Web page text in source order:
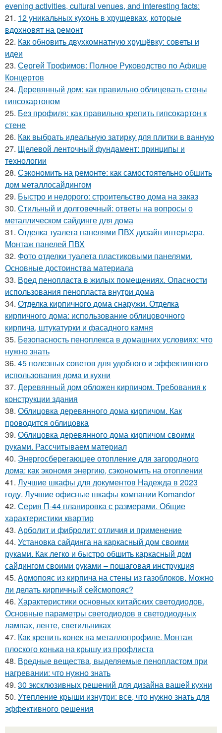
evening activities, cultural venues, and interesting facts:
21. 12 уникальных кухонь в хрущевках, которые
вдохновят на ремонт
22. Как обновить двухкомнатную хрущёвку: советы и
идеи
23. Сергей Трофимов: Полное Руководство по Афише
Концертов
24. Деревянный дом: как правильно облицевать стены
гипсокартоном
25. Без профиля: как правильно крепить гипсокартон к
стене
26. Как выбрать идеальную затирку для плитки в ванную
27. Щелевой ленточный фундамент: принципы и
технологии
28. Сэкономить на ремонте: как самостоятельно обшить
дом металлосайдингом
29. Быстро и недорого: строительство дома на заказ
30. Стильный и долговечный: ответы на вопросы о
металлическом сайдинге для дома
31. Отделка туалета панелями ПВХ дизайн интерьера.
Монтаж панелей ПВХ
32. Фото отделки туалета пластиковыми панелями.
Основные достоинства материала
33. Вред пенопласта в жилых помещениях. Опасности
использования пенопласта внутри дома
34. Отделка кирпичного дома снаружи. Отделка
кирпичного дома: использование облицовочного
кирпича, штукатурки и фасадного камня
35. Безопасность пеноплекса в домашних условиях: что
нужно знать
36. 45 полезных советов для удобного и эффективного
использования дома и кухни
37. Деревянный дом обложен кирпичом. Требования к
конструкции здания
38. Облицовка деревянного дома кирпичом. Как
проводится облицовка
39. Облицовка деревянного дома кирпичом своими
руками. Рассчитываем материал
40. Энергосберегающее отопление для загородного
дома: как экономя энергию, сэкономить на отоплении
41. Лучшие шкафы для документов Надежда в 2023
году. Лучшие офисные шкафы компании Komandor
42. Серия П-44 планировка с размерами. Общие
характеристики квартир
43. Арболит и фибролит: отличия и применение
44. Установка сайдинга на каркасный дом своими
руками. Как легко и быстро обшить каркасный дом
сайдингом своими руками – пошаговая инструкция
45. Армопояс из кирпича на стены из газоблоков. Можно
ли делать кирпичный сейсмопояс?
46. Характеристики основных китайских светодиодов.
Основные параметры светодиодов в светодиодных
лампах, ленте, светильниках
47. Как крепить конек на металлопрофиле. Монтаж
плоского конька на крышу из профлиста
48. Вредные вещества, выделяемые пенопластом при
нагревании: что нужно знать
49. 30 эксклюзивных решений для дизайна вашей кухни
50. Утепление крыши изнутри: все, что нужно знать для
эффективного решения